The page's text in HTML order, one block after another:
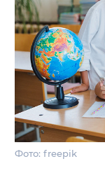
Фото: freepik